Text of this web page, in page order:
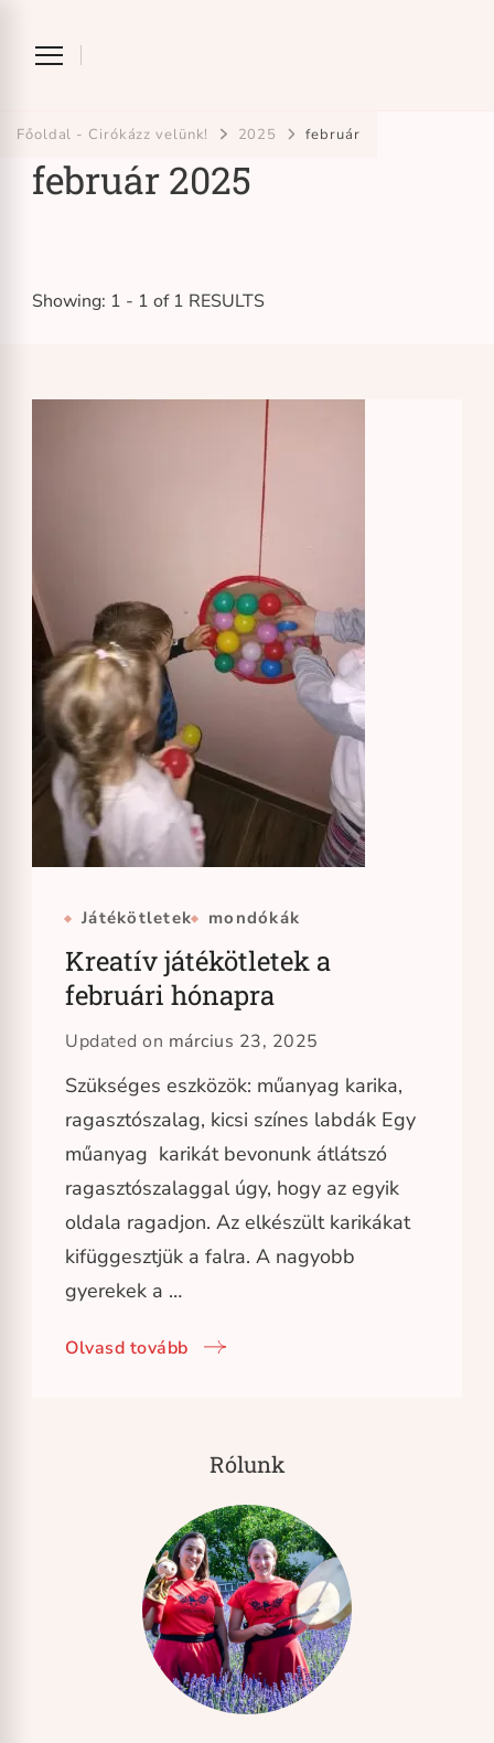
Főoldal - Cirókázz velünk! 2025 február
február 2025
Showing: 1 - 1 of 1 RESULTS
Játékötletek mondókák
Kreatív játékötletek a
februári hónapra
Updated on március 23, 2025
Szükséges eszközök: műanyag karika,
ragasztószalag, kicsi színes labdák Egy
műanyag karikát bevonunk átlátszó
ragasztószalaggal úgy, hogy az egyik
oldala ragadjon. Az elkészült karikákat
kifüggesztjük a falra. A nagyobb
gyerekek a …
Olvasd tovább
Rólunk